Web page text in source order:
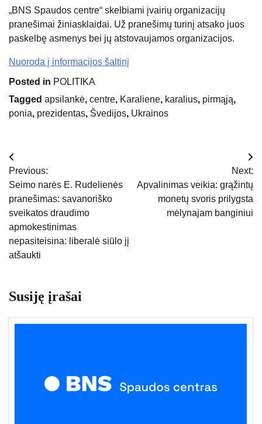
„BNS Spaudos centre“ skelbiami įvairių organizacijų
pranešimai žiniasklaidai. Už pranešimų turinį atsako juos
paskelbę asmenys bei jų atstovaujamos organizacijos.
Nuoroda į informacijos šaltinį
Posted in POLITIKA
Tagged apsilankė, centre, Karaliene, karalius, pirmąją,
ponia, prezidentas, Švedijos, Ukrainos
Navigacija
tarp
įrašų
Previous:
Seimo narės E. Rudelienės
pranešimas: savanoriško
sveikatos draudimo
apmokestinimas
nepasiteisina: liberalė siūlo jį
atšaukti
Next:
Apvalinimas veikia: grąžintų
monetų svoris prilygsta
mėlynajam banginiui
Susiję įrašai